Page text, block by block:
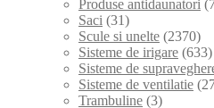
Produse antidaunatori
Saci (31)
Scule si unelte (2370)
Sisteme de irigare (633)
Sisteme de
Sisteme de ventilatie
Trambuline (3)